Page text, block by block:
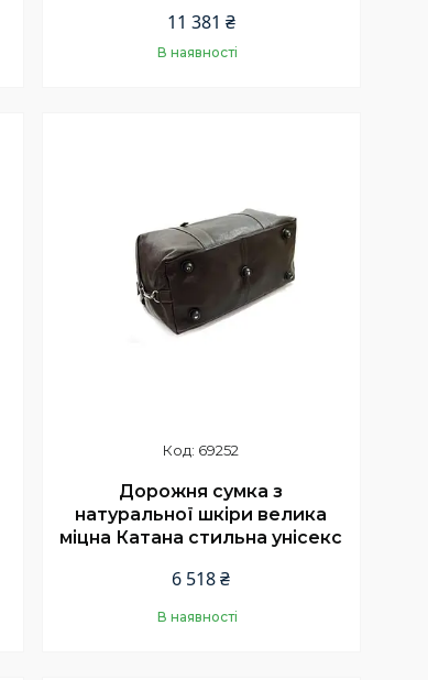
11 381 ₴
В наявності
69252
Дорожня сумка з
натуральної шкіри велика
міцна Катана стильна унісекс
6 518 ₴
В наявності